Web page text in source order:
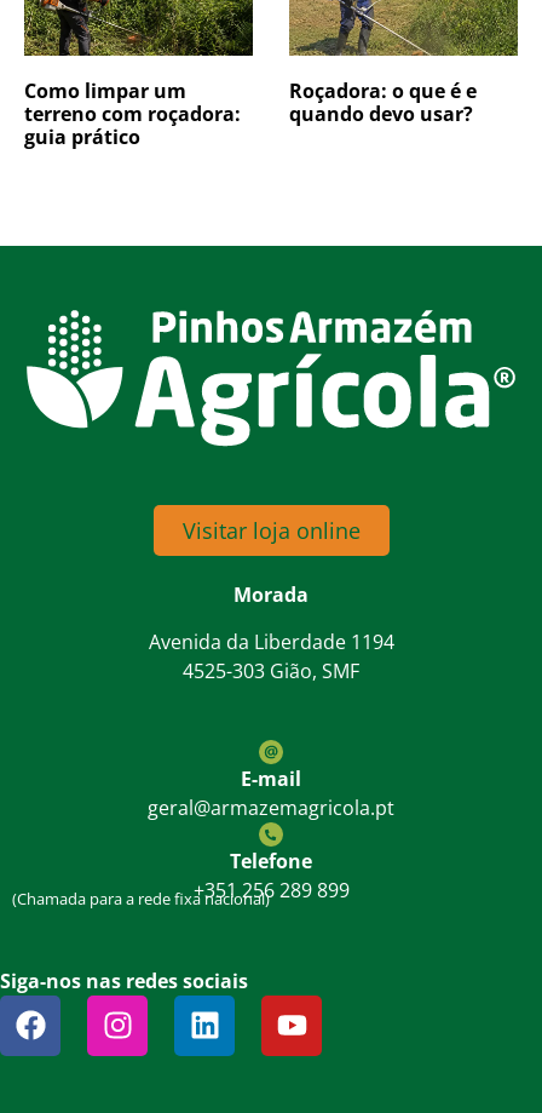
Como limpar um
terreno com roçadora:
guia prático
Roçadora: o que é e
quando devo usar?
Visitar loja online
Morada
Avenida da Liberdade 1194
4525-303 Gião, SMF
E-mail
geral@armazemagricola.pt
Telefone
+351 256 289 899
(Chamada para a rede fixa nacional)
Siga-nos nas redes sociais